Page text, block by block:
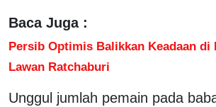
Baca Juga :
Persib Optimis Balikkan Keadaan di
Lawan Ratchaburi
Unggul jumlah pemain pada